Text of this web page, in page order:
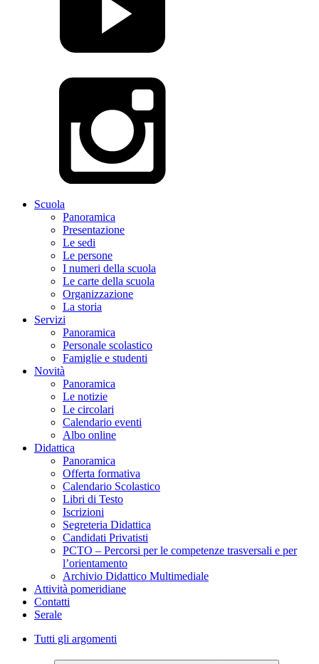
Scuola
Panoramica
Presentazione
Le sedi
Le persone
I numeri della scuola
Le carte della scuola
Organizzazione
La storia
Servizi
Panoramica
Personale scolastico
Famiglie e studenti
Novità
Panoramica
Le notizie
Le circolari
Calendario eventi
Albo online
Didattica
Panoramica
Offerta formativa
Calendario Scolastico
Libri di Testo
Iscrizioni
Segreteria Didattica
Candidati Privatisti
PCTO – Percorsi per le competenze trasversali e per
l’orientamento
Archivio Didattico Multimediale
Attività pomeridiane
Contatti
Serale
Tutti gli argomenti